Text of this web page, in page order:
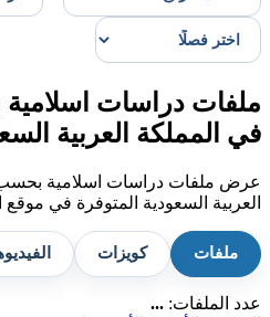
ملفات دراسات
في المملكة العربية
عرض ملفات دراسات اسلامية بحسب
العربية السعودية المتوفرة في موقع
ملفات كويزات
عدد الملفات: ...